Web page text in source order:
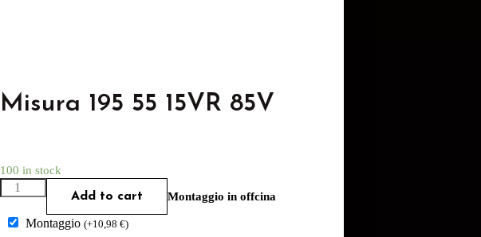
Misura 195 55 15VR 85V
100 in stock
Add to cart Montaggio in offcina
Montaggio (+10,98 €)